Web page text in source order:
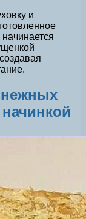
и
нежных